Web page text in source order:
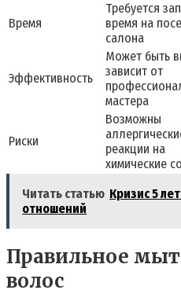
Время
Требуется
время на
салона
Эффективность
Может быть
зависит от
мастера
Риски
Возможны
реакции на
химические
Читать статью Кризис 5
отношений
Правильное
волос